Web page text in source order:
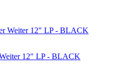
12" LP - BLACK